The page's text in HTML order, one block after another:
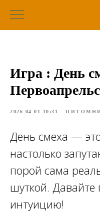
Игра : День
2026-04-01 10:31
День смеха —
настолько
порой сама
шуткой.
интуицию!